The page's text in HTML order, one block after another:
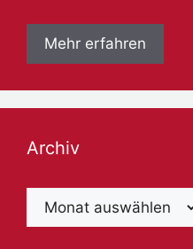
Mehr erfahren
Archiv
Archiv